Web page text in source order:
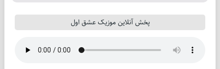
پخش آنلاین موزیک عشق اول